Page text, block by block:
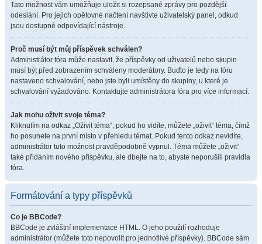
Tato možnost vám umožňuje uložit si rozepsané zprávy pro pozdější
odeslání. Pro jejich opětovné načtení navštivte uživatelský panel, odkud
jsou dostupné odpovídající nástroje.
Proč musí být můj příspěvek schválen?
Administrátor fóra může nastavit, že příspěvky od uživatelů nebo skupin
musí být před zobrazením schváleny moderátory. Buďto je tedy na fóru
nastaveno schvalování, nebo jste byli umístěny do skupiny, u které je
schvalování vyžadováno. Kontaktujte administrátora fóra pro více informací.
Jak mohu oživit svoje téma?
Kliknutím na odkaz „Oživit téma“, pokud ho vidíte, můžete „oživit“ téma, čímž
ho posunete na první místo v přehledu témat. Pokud tento odkaz nevidíte,
administrátor tuto možnost pravděpodobně vypnul. Téma můžete „oživit“
také přidáním nového příspěvku, ale dbejte na to, abyste neporušili pravidla
fóra.
Formátování a typy příspěvků
Co je BBCode?
BBCode je zvláštní implementace HTML. O jeho použití rozhoduje
administrátor (můžete toto nepovolit pro jednotlivé příspěvky). BBCode sám